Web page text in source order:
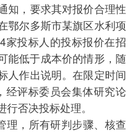
知，要求其对报价合理性
鄂尔多斯市某旗区水利项
家投标人的投标报价在招
能低于成本价的情形，随
人作出说明。在限定时间
经评标委员会集体研究论
否决投标处理。
，所有研判步骤、核查